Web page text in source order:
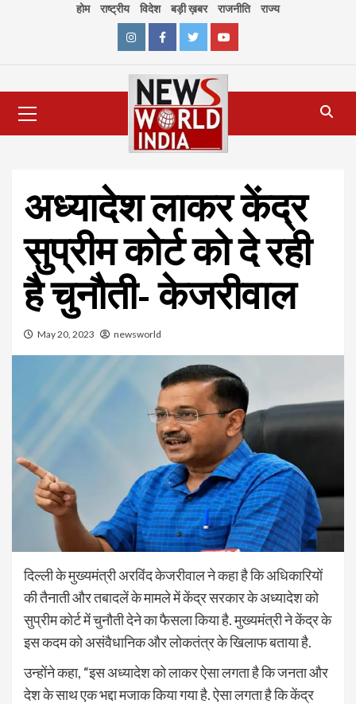
होम राष्ट्रीय विदेश बड़ी ख़बर राजनीति राज्य
InstagramFacebookTwitterYoutube
Menu
अध्यादेश लाकर केंद्र
सुप्रीम कोर्ट को दे रही
है चुनौती- केजरीवाल
May 20, 2023 newsworld
दिल्ली के मुख्यमंत्री अरविंद केजरीवाल ने कहा है कि अधिकारियों
की तैनाती और तबादलें के मामले में केंद्र सरकार के अध्यादेश को
सुप्रीम कोर्ट में चुनौती देने का फैसला किया है. मुख्यमंत्री ने केंद्र के
इस कदम को असंवैधानिक और लोकतंत्र के खिलाफ बताया है.
उन्होंने कहा, “इस अध्यादेश को लाकर ऐसा लगता है कि जनता और
देश के साथ एक भद्दा मजाक किया गया है. ऐसा लगता है कि केंद्र